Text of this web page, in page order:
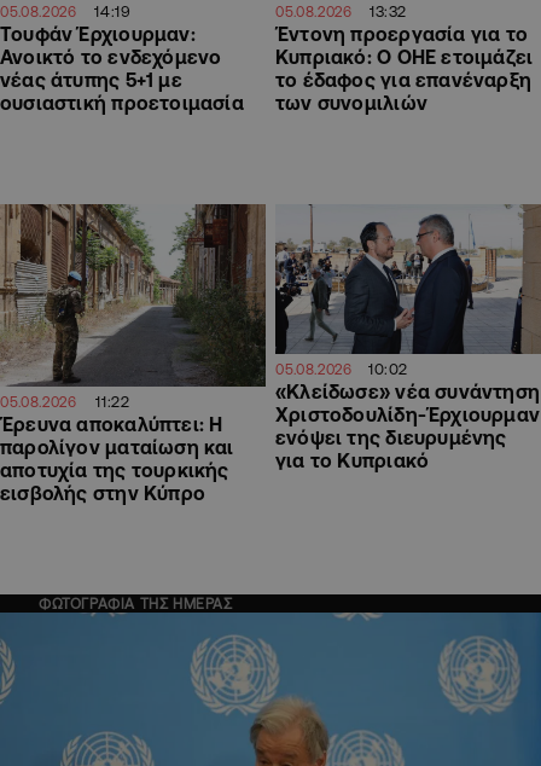
05.08.2026 14:19
Τουφάν Έρχιουρμαν:
Ανοικτό το ενδεχόμενο
νέας άτυπης 5+1 με
ουσιαστική προετοιμασία
05.08.2026 13:32
Έντονη προεργασία για το
Κυπριακό: Ο ΟΗΕ ετοιμάζει
το έδαφος για επανέναρξη
των συνομιλιών
05.08.2026 11:22
Έρευνα αποκαλύπτει: Η
παρολίγον ματαίωση και
αποτυχία της τουρκικής
εισβολής στην Κύπρο
05.08.2026 10:02
«Κλείδωσε» νέα συνάντηση
Χριστοδουλίδη-Έρχιουρμαν
ενόψει της διευρυμένης
για το Κυπριακό
ΦΩΤΟΓΡΑΦΙΑ ΤΗΣ ΗΜΕΡΑΣ